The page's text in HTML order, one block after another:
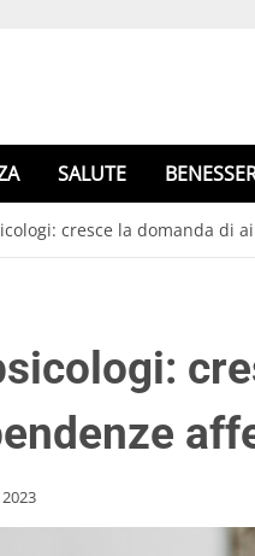
SALUTE
cresce la domanda di